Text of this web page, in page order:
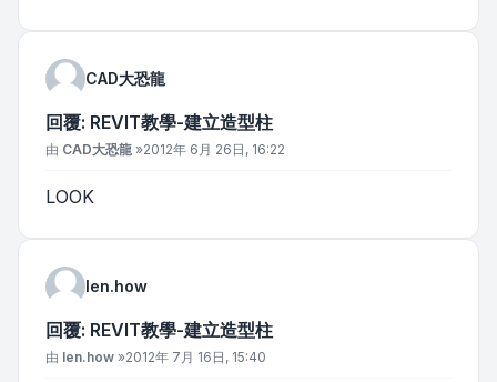
CAD大恐龍
回覆: REVIT教學-建立造型柱
文章
由 CAD大恐龍 »2012年 6月 26日, 16:22
LOOK
len.how
回覆: REVIT教學-建立造型柱
文章
由 len.how »2012年 7月 16日, 15:40